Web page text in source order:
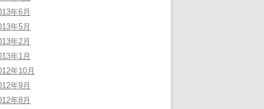
年6月
年5月
年2月
年1月
年10月
年9月
年8月